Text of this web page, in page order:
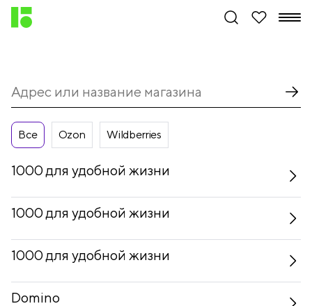
Все Ozon Wildberries
1000 для удобной жизни
1000 для удобной жизни
1000 для удобной жизни
Domino